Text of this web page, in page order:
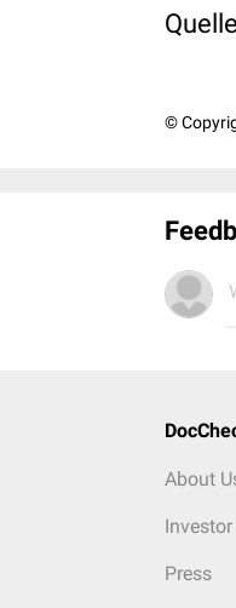
©
About
Press